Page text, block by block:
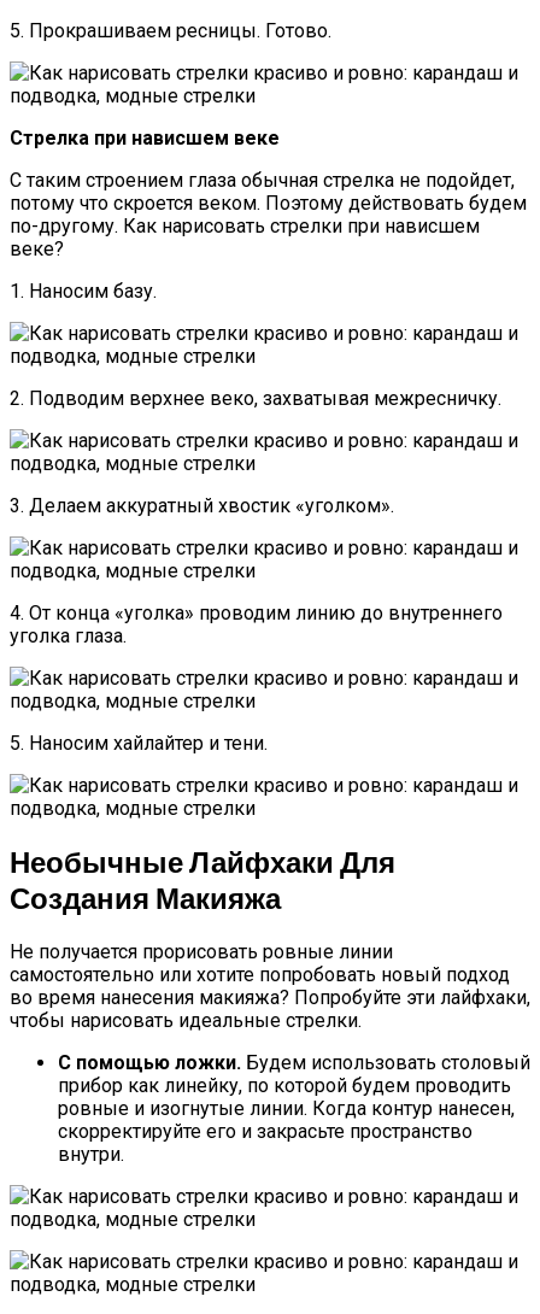
5. Прокрашиваем ресницы. Готово.
Стрелка при нависшем веке
С таким строением глаза обычная стрелка не подойдет,
потому что скроется веком. Поэтому действовать будем
по-другому. Как нарисовать стрелки при нависшем
веке?
1. Наносим базу.
2. Подводим верхнее веко, захватывая межресничку.
3. Делаем аккуратный хвостик «уголком».
4. От конца «уголка» проводим линию до внутреннего
уголка глаза.
5. Наносим хайлайтер и тени.
Необычные Лайфхаки Для
Создания Макияжа
Не получается прорисовать ровные линии
самостоятельно или хотите попробовать новый подход
во время нанесения макияжа? Попробуйте эти лайфхаки,
чтобы нарисовать идеальные стрелки.
С помощью ложки. Будем использовать столовый
прибор как линейку, по которой будем проводить
ровные и изогнутые линии. Когда контур нанесен,
скорректируйте его и закрасьте пространство
внутри.